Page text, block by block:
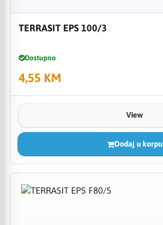
TERRASIT EPS 100/3
Dostupno
4,55 KM
View
Dodaj u korpu